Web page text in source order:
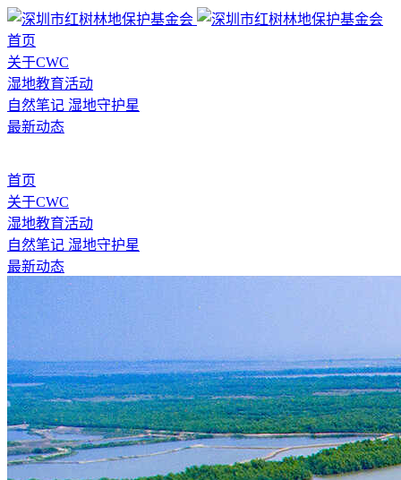
首页
关于CWC
湿地教育活动
自然笔记 湿地守护星
最新动态
首页
关于CWC
湿地教育活动
自然笔记 湿地守护星
最新动态